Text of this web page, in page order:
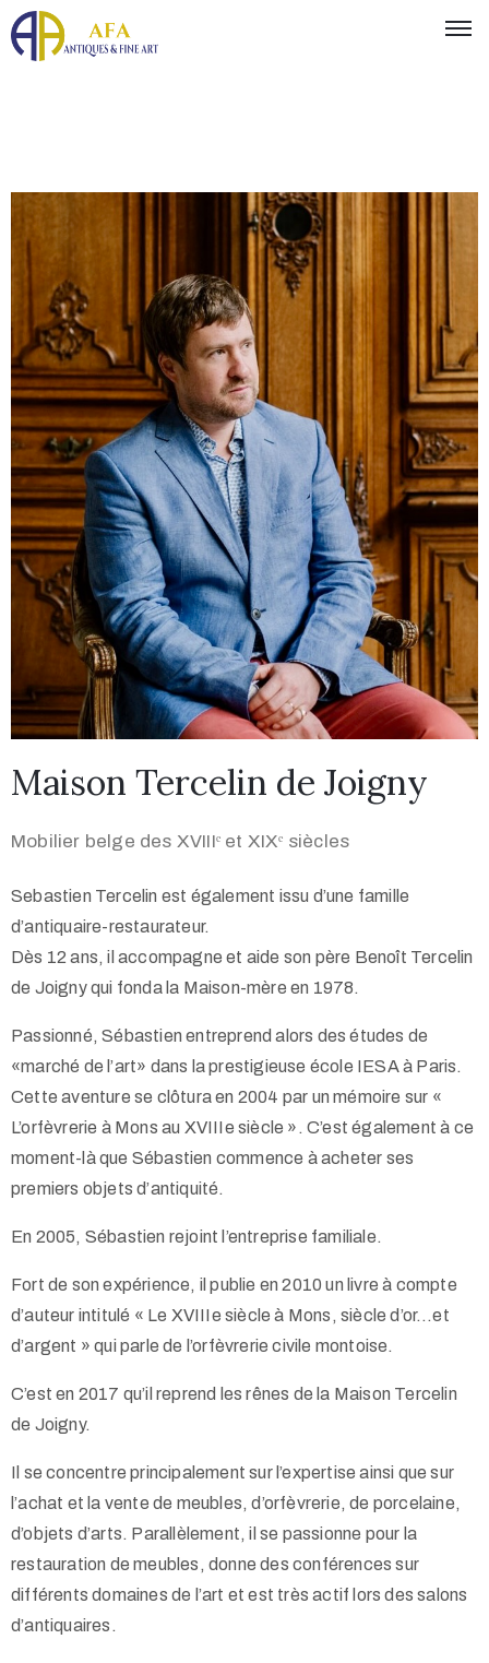
Maison Tercelin de Joigny
Mobilier belge des XVIIIᵉ et XIXᵉ siècles
Sebastien Tercelin est également issu d’une famille
d’antiquaire-restaurateur.
Dès 12 ans, il accompagne et aide son père Benoît Tercelin
de Joigny qui fonda la Maison-mère en 1978.
Passionné, Sébastien entreprend alors des études de
«marché de l’art» dans la prestigieuse école IESA à Paris.
Cette aventure se clôtura en 2004 par un mémoire sur «
L’orfèvrerie à Mons au XVIIIe siècle ». C’est également à ce
moment-là que Sébastien commence à acheter ses
premiers objets d’antiquité.
En 2005, Sébastien rejoint l’entreprise familiale.
Fort de son expérience, il publie en 2010 un livre à compte
d’auteur intitulé « Le XVIIIe siècle à Mons, siècle d’or…et
d’argent » qui parle de l’orfèvrerie civile montoise.
C’est en 2017 qu’il reprend les rênes de la Maison Tercelin
de Joigny.
Il se concentre principalement sur l’expertise ainsi que sur
l’achat et la vente de meubles, d’orfèvrerie, de porcelaine,
d’objets d’arts. Parallèlement, il se passionne pour la
restauration de meubles, donne des conférences sur
différents domaines de l’art et est très actif lors des salons
d’antiquaires.